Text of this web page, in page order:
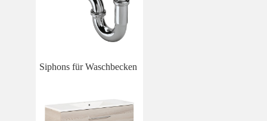
Siphons für Waschbecken